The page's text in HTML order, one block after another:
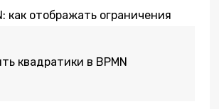
как отображать ограничения
квадратики в BPMN